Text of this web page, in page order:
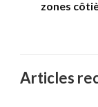
zones
Articles